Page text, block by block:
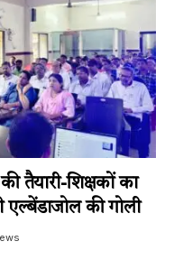
तैयारी-शिक्षकों का
एल्बेंडाजोल की गोली